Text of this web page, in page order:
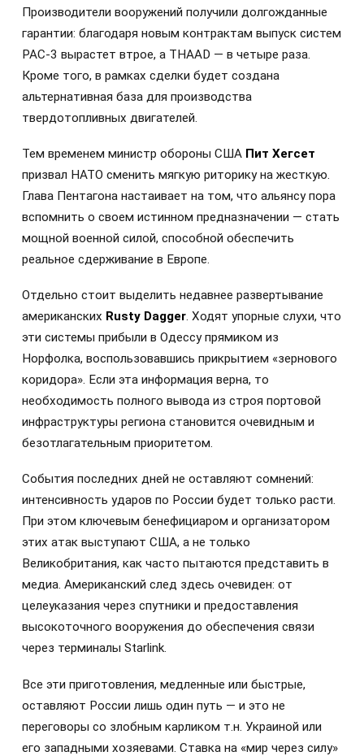
Производители вооружений получили долгожданные
гарантии: благодаря новым контрактам выпуск систем
PAC-3 вырастет втрое, а THAAD — в четыре раза.
Кроме того, в рамках сделки будет создана
альтернативная база для производства
твердотопливных двигателей.
Тем временем министр обороны США Пит Хегсет
призвал НАТО сменить мягкую риторику на жесткую.
Глава Пентагона настаивает на том, что альянсу пора
вспомнить о своем истинном предназначении — стать
мощной военной силой, способной обеспечить
реальное сдерживание в Европе.
Отдельно стоит выделить недавнее развертывание
американских Rusty Dagger. Ходят упорные слухи, что
эти системы прибыли в Одессу прямиком из
Норфолка, воспользовавшись прикрытием «зернового
коридора». Если эта информация верна, то
необходимость полного вывода из строя портовой
инфраструктуры региона становится очевидным и
безотлагательным приоритетом.
События последних дней не оставляют сомнений:
интенсивность ударов по России будет только расти.
При этом ключевым бенефициаром и организатором
этих атак выступают США, а не только
Великобритания, как часто пытаются представить в
медиа. Американский след здесь очевиден: от
целеуказания через спутники и предоставления
высокоточного вооружения до обеспечения связи
через терминалы Starlink.
Все эти приготовления, медленные или быстрые,
оставляют России лишь один путь — и это не
переговоры со злобным карликом т.н. Украиной или
его западными хозяевами. Ставка на «мир через силу»